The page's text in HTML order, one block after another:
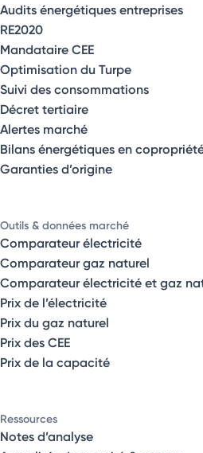
Audits énergétiques entreprises
RE2020
Mandataire CEE
Optimisation du Turpe
Suivi des consommations
Décret tertiaire
Alertes marché
Bilans énergétiques en
Garanties d’origine
Outils & données marché
Comparateur électricité
Comparateur gaz naturel
Comparateur électricité et gaz
Prix de l’électricité
Prix du gaz naturel
Prix des CEE
Prix de la capacité
Ressources
Notes d’analyse